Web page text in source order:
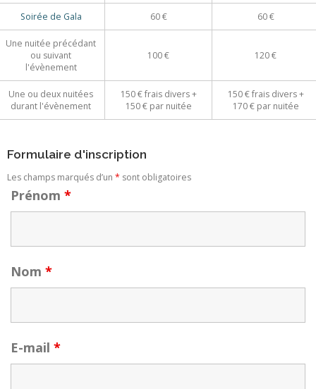
Soirée de Gala 60 € 60 €
Une nuitée précédant
ou suivant
l'évènement
100 € 120 €
Une ou deux nuitées
durant l'évènement
150 € frais divers +
150 € par nuitée
150 € frais divers +
170 € par nuitée
Formulaire d'inscription
Les champs marqués d’un * sont obligatoires
Prénom *
Nom *
E-mail *